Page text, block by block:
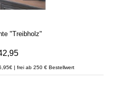
"Treibholz"
| frei ab 250 € Bestellwert